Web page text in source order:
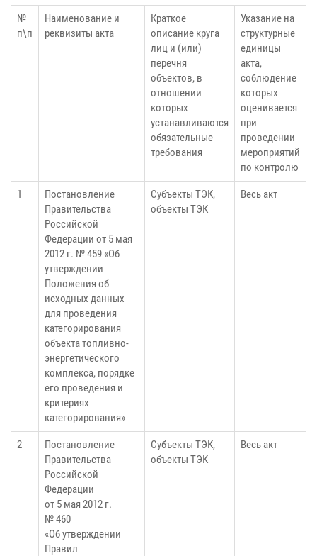
№
п\п
Наименование и
реквизиты акта
Краткое
описание круга
лиц и (или)
перечня
объектов, в
отношении
которых
устанавливаются
обязательные
требования
Указание на
структурные
единицы
акта,
соблюдение
которых
оценивается
при
проведении
мероприятий
по контролю
1
Постановление
Правительства
Российской
Федерации от 5 мая
2012 г. № 459 «Об
утверждении
Положения об
исходных данных
для проведения
категорирования
объекта топливно-
энергетического
комплекса, порядке
его проведения и
критериях
категорирования»
Субъекты ТЭК,
объекты ТЭК
Весь акт
2
Постановление
Правительства
Российской
Федерации
от 5 мая 2012 г.
№ 460
«Об утверждении
Правил
Субъекты ТЭК,
объекты ТЭК
Весь акт